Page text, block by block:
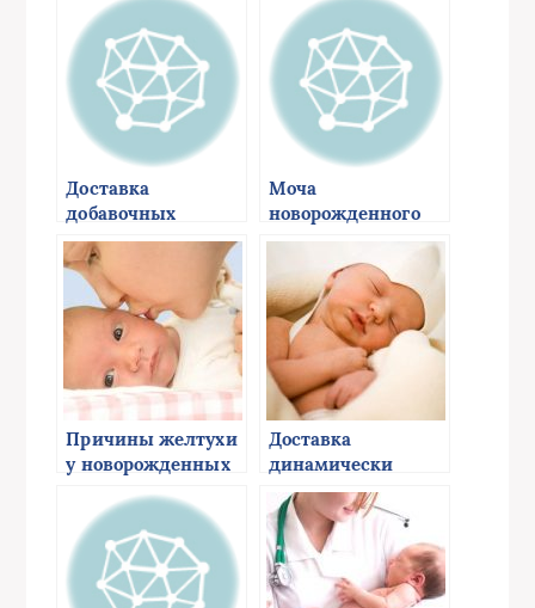
обмен веществ
Доставка
добавочных
веществ у
новорожденных
Моча
новорожденного
Причины желтухи
у новорожденных
Доставка
динамически
действующих
веществ у
новорожденных